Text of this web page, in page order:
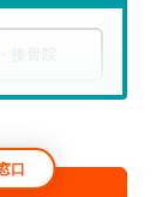
接骨院
口